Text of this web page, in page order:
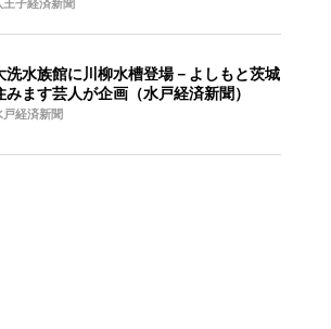
王子経済新聞
洗水族館に川柳水槽登場－よしもと茨城
みます芸人が企画（水戸経済新聞）
戸経済新聞